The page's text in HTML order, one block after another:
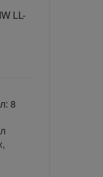
LL-
8